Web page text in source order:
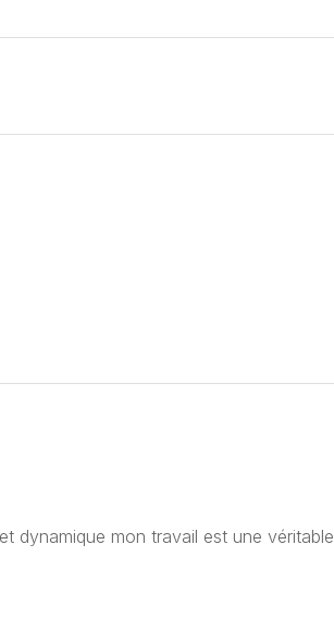
dynamique mon travail est une véritable